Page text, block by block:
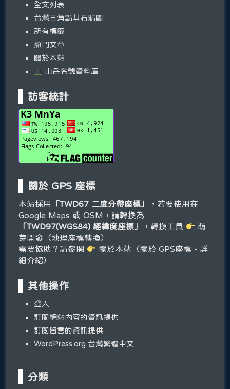
全文列表
台灣三角點基石貼圖
所有標籤
熱門文章
關於本站
山岳名號資料庫
訪客統計
關於 GPS 座標
本站採用 「TWD67 二度分帶座標」
，若要使用在
Google Maps 或 OSM，請轉換為
「TWD97(WGS84) 經緯度座標」
，轉換工具
萌
芽開發（地理座標轉換）
需要協助？請參閱
關於本站（關於 GPS座標 - 詳
細介紹）
其他操作
登入
訂閱網站內容的資訊提供
訂閱留言的資訊提供
WordPress.org 台灣繁體中文
分類